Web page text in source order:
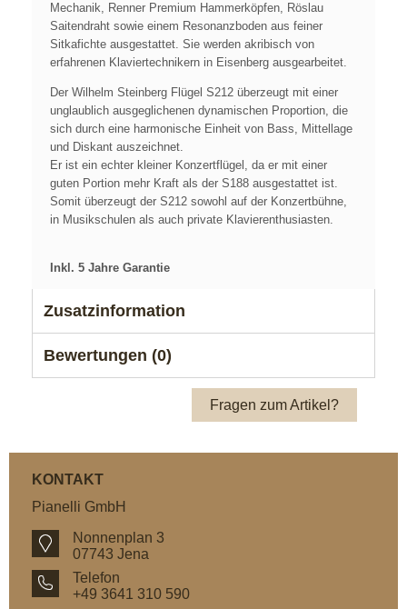
Mechanik, Renner Premium Hammerköpfen, Röslau
Saitendraht sowie einem Resonanzboden aus feiner
Sitkafichte ausgestattet. Sie werden akribisch von
erfahrenen Klaviertechnikern in Eisenberg ausgearbeitet.
Der Wilhelm Steinberg Flügel S212 überzeugt mit einer
unglaublich ausgeglichenen dynamischen Proportion, die
sich durch eine harmonische Einheit von Bass, Mittellage
und Diskant auszeichnet.
Er ist ein echter kleiner Konzertflügel, da er mit einer
guten Portion mehr Kraft als der S188 ausgestattet ist.
Somit überzeugt der S212 sowohl auf der Konzertbühne,
in Musikschulen als auch private Klavierenthusiasten.
Inkl. 5 Jahre Garantie
Zusatzinformation
Bewertungen (0)
Fragen zum Artikel?
KONTAKT
Pianelli GmbH
Nonnenplan 3
07743 Jena
Telefon
+49 3641 310 590